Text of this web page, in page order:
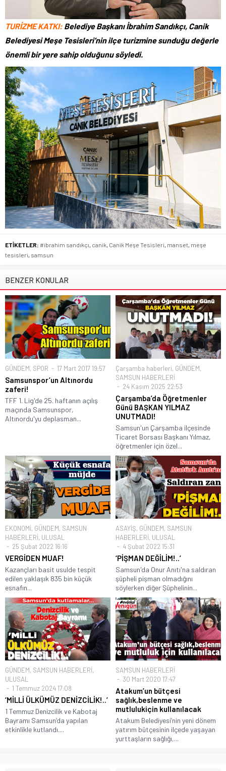
TURİZME KATKI: Belediye Başkanı İbrahim Sandıkçı, Canik
Belediyesi Meşe Tesisleri’nin ilçe turizmine sunduğu değerle
önemli bir yere sahip olduğunu söyledi.
ETİKETLER: #ibrahim sandıkçı, canik, Canik Meşe Tesisleri, manset, meşe
tesisleri, samsun
BENZER KONULAR
GÜNDEM, SPOR 17 Mart 2017 19:57
Samsunspor’un Altınordu
zaferi!
TFF 1. Lig'de 25. haftanın açılış
maçında Samsunspor,
Altınordu'yu deplasman...
Çarşamba haberleri, GÜNDEM,
SAMSUN HABERLERİ
24 Kasım 2025 22:53
Çarşamba’da Öğretmenler
Günü BAŞKAN YILMAZ
UNUTMADI!
Samsun'un Çarşamba ilçesinde
Ticaret Borsası Başkanı Yılmaz,
öğretmenler için özel...
EKONOMİ, GÜNDEM, SAMSUN
HABERLERİ, ULUSAL
25 Şubat 2022 16:16
VERGİDEN MUAF!
Kazançları basit usulde tespit
edilen yaklaşık 835 bin küçük
esnafın...
ASAYİŞ, GÜNDEM, SAMSUN
HABERLERİ, ULUSAL
4 Şubat 2022 15:31
‘PİŞMAN DEĞİLİM!..’
Samsun'da Onur Anıtı'na saldıran
şüpheli pişman olmadığını
söylerken diğer Şüphelinin...
GÜNDEM, SAMSUN HABERLERİ,
ULUSAL
1 Temmuz 2024 17:08
‘MİLLİ ÜLKÜMÜZ DENİZCİLİK!..’
1 Temmuz Denizcilik ve Kabotaj
Bayramı Samsun’da yapılan
etkinlikle kutlandı....
SAMSUN HABERLERİ
30 Mart 2020 17:47
Atakum’un bütçesi
sağlık,beslenme ve
mutlulukiçin kullanılacak
Atakum Belediyesi’nin yeni dönem
yatırım bütçesinin ilçede yaşayan
yurttaşların sağlığı,...